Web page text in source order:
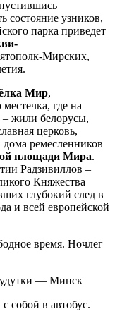
состояние узников,
парка приведет
Мирских,
Мир,
где на
жили белорусы,
церковь,
ремесленников
площади Мира.
Радзивиллов –
Княжества
глубокий след в
и всей европейской
время. Ночлег
— Минск
собой в автобус.